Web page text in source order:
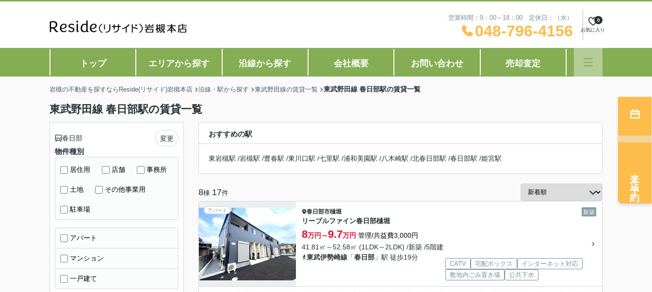
営業時間：9：00～18：00 定休日：（水）
048-796-4156 お気に入り
0
トップ エリアから探す 沿線から探す 会社概要 お問い合わせ 売却査定
岩槻の不動産を探すならReside(リサイド)岩槻本店 沿線・駅から探す 東武野田線の賃貸一覧 東武野田線 春日部駅の賃貸一覧
東武野田線 春日部駅の賃貸一覧
おすすめの駅
東岩槻駅 /岩槻駅 /豊春駅 /東川口駅 /七里駅 /浦和美園駅 /八木崎駅 /北春日部駅 /春日部駅 /姫宮駅
8棟 17件
アパート 新築
春日部市樋堀
リーブルファイン春日部樋堀
8万円～9.7万円 管理/共益費3,000円
41.81㎡～52.58㎡ (1LDK～2LDK) /新築 /5階建
東武伊勢崎線 「春日部 」駅 徒歩19分
CATV 宅配ボックス
インターネット対応
敷地内ごみ置き場
公共下水
春日部 変更
物件種別
居住用 店舗 事務所
土地 その他事業用
駐車場
アパート
マンション
一戸建て
来店予約